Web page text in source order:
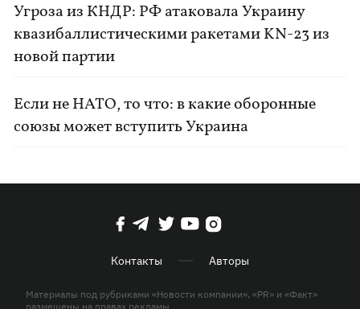
Угроза из КНДР: РФ атаковала Украину
квазибаллистическими ракетами KN-23 из
новой партии
Если не НАТО, то что: в какие оборонные
союзы может вступить Украина
Контакты Авторы
Материалы под рубриками «Новости компании», «PR» и «Факт»
размещены на правах рекламы